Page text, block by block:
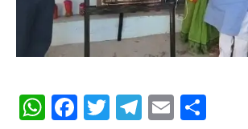
WhatsApp
Facebook
Twitter
Telegram
Email